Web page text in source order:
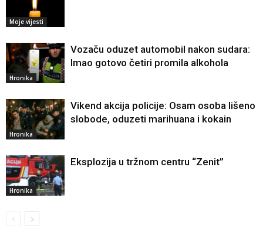
Moje vijesti
Hronika
Vozaču oduzet automobil nakon sudara:
Imao gotovo četiri promila alkohola
Hronika
Vikend akcija policije: Osam osoba lišeno
slobode, oduzeti marihuana i kokain
Hronika
Eksplozija u tržnom centru “Zenit”